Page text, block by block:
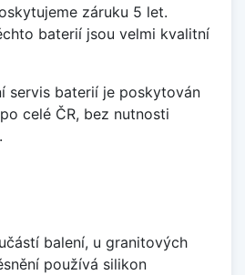
záruku 5 let.
baterií jsou velmi kvalitní
servis baterií je poskytován
celé ČR, bez nutnosti
balení, u granitových
používá silikon